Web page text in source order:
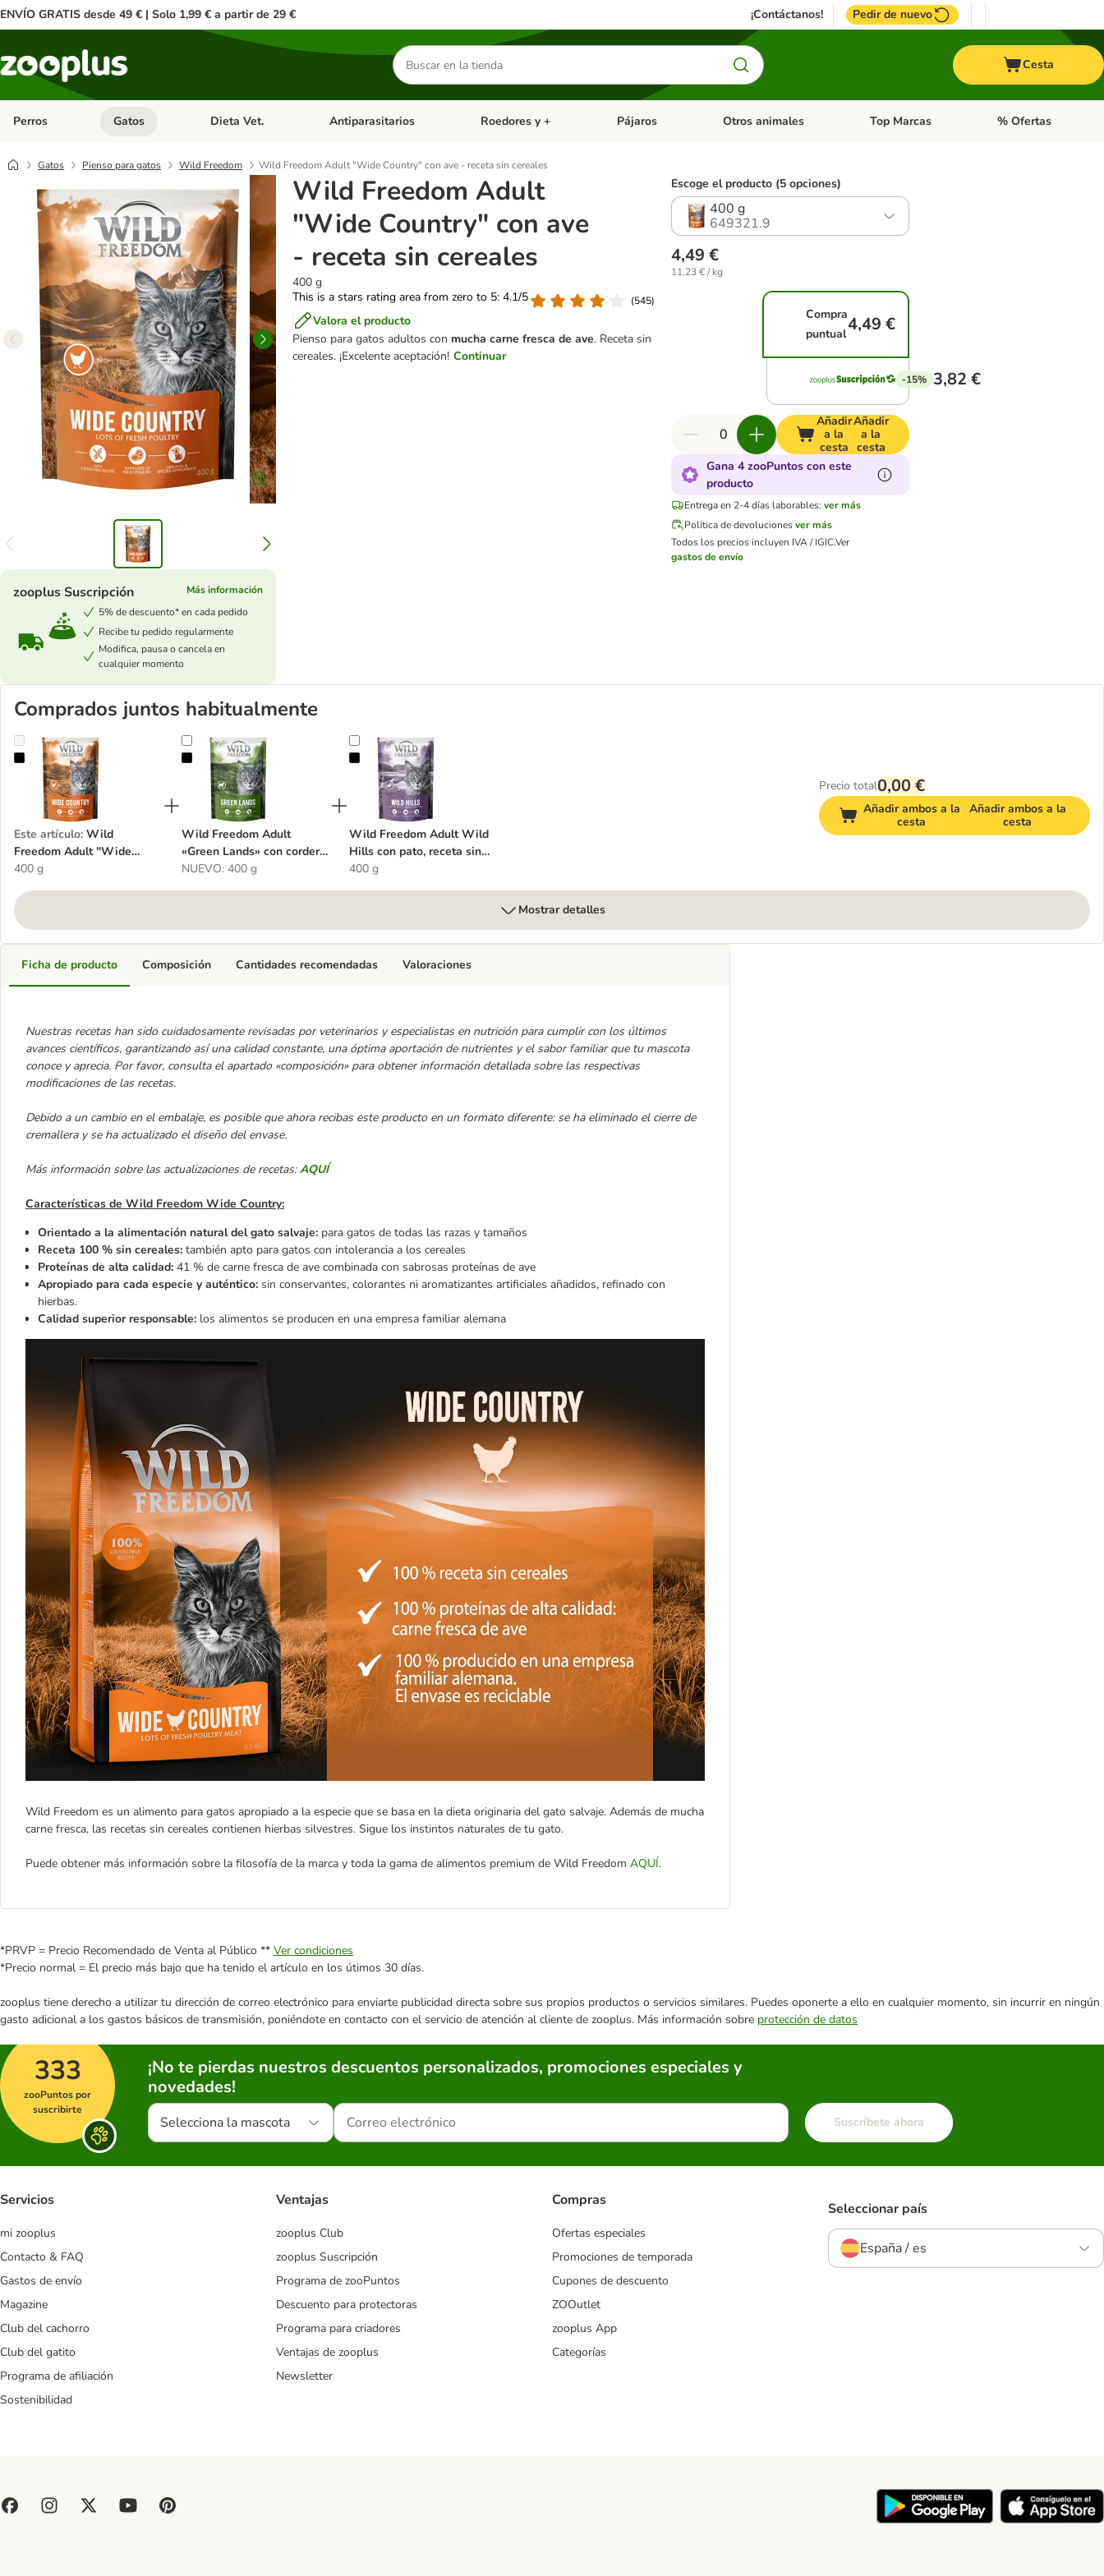
ENVÍO GRATIS desde 49 € | Solo 1,99 € a partir de 29 € ¡Contáctanos! Pedir de nuevo
Buscar
productos
Cesta
Perros Menú de categoria abierto: Perros
Gatos Menú de categoria abierto: Gatos
Dieta Vet. Menú de categoria abierto: Dieta Vet.
Antiparasitarios Menú de categoria abierto: Antiparasitarios
Roedores y + Menú de categoria abierto: Roedores y +
Pájaros Menú de categoria abierto: Pájaros
Otros animales Menú de categoria abierto: Otros animales
Top Marcas Menú de categoria
% Ofertas
Gatos Pienso para gatos Wild Freedom Wild Freedom Adult "Wide Country" con ave - receta sin cereales
Wild Freedom Adult
"Wide Country" con ave
- receta sin cereales
400 g
This is a stars rating area from zero to 5: 4.1/5
(545)
Valora el producto
Pienso para gatos adultos con mucha carne fresca de ave. Receta sin
cereales. ¡Excelente aceptación! Continuar
zooplus Suscripción
Más información
5% de descuento* en cada pedido
Recibe tu pedido regularmente
Modifica, pausa o cancela en
cualquier momento
Escoge el producto (5 opciones)
400 g
649321.9
4,49 €
11,23 € / kg
Compra
puntual4,49 €
-15% 3,82 €
Añadir
a la
cesta
Añadir
a la
cesta
Gana 4 zooPuntos con este
producto
Entrega en 2-4 días laborables: ver más
Política de devoluciones ver más
Todos los precios incluyen IVA / IGIC.Ver
gastos de envío
Comprados juntos habitualmente
Wild Freedom Adult "Wide Country" con ave - receta sin cereales
Este artículo: Wild
Freedom Adult "Wide
Country" con ave - receta
400 g
Wild Freedom Adult «Green Lands» con cordero, sin cereales
Wild Freedom Adult
«Green Lands» con cordero,
sin cereales
NUEVO: 400 g
Wild Freedom Adult Wild Hills con pato, receta sin cereales
Wild Freedom Adult Wild
Hills con pato, receta sin
cereales
400 g
Precio total0,00 €
Añadir ambos a la
cesta
Añadir ambos a la
cesta
Mostrar detalles
Ficha de producto
Nuestras recetas han sido cuidadosamente revisadas por veterinarios y especialistas en nutrición para cumplir con los últimos
avances científicos, garantizando así una calidad constante, una óptima aportación de nutrientes y el sabor familiar que tu mascota
conoce y aprecia. Por favor, consulta el apartado «composición» para obtener información detallada sobre las respectivas
modificaciones de las recetas.
Debido a un cambio en el embalaje, es posible que ahora recibas este producto en un formato diferente: se ha eliminado el cierre de
cremallera y se ha actualizado el diseño del envase.
Más información sobre las actualizaciones de recetas:AQUÍ
Características de Wild Freedom Wide Country:
Orientado a la alimentación natural del gato salvaje: para gatos de todas las razas y tamaños
Receta 100 % sin cereales: también apto para gatos con intolerancia a los cereales
Proteínas de alta calidad: 41 % de carne fresca de ave combinada con sabrosas proteínas de ave
Apropiado para cada especie y auténtico: sin conservantes, colorantes ni aromatizantes artificiales añadidos, refinado con
hierbas.
Calidad superior responsable: los alimentos se producen en una empresa familiar alemana
Wild Freedom es un alimento para gatos apropiado a la especie que se basa en la dieta originaria del gato salvaje. Además de mucha
carne fresca, las recetas sin cereales contienen hierbas silvestres. Sigue los instintos naturales de tu gato.
Puede obtener más información sobre la filosofía de la marca y toda la gama de alimentos premium de Wild Freedom AQUÍ.
Composición Cantidades recomendadas Valoraciones
*PRVP = Precio Recomendado de Venta al Público ** Ver condiciones
*Precio normal = El precio más bajo que ha tenido el artículo en los útimos 30 días.
zooplus tiene derecho a utilizar tu dirección de correo electrónico para enviarte publicidad directa sobre sus propios productos o servicios similares. Puedes oponerte a ello en cualquier momento, sin incurrir en ningún
gasto adicional a los gastos básicos de transmisión, poniéndote en contacto con el servicio de atención al cliente de zooplus. Más información sobre protección de datos
333
zooPuntos por
suscribirte
¡No te pierdas nuestros descuentos personalizados, promociones especiales y
novedades!
Selecciona la mascota Suscríbete ahora
Servicios
mi zooplus
Contacto & FAQ
Gastos de envío
Magazine
Club del cachorro
Club del gatito
Programa de afiliación
Sostenibilidad
Ventajas
zooplus Club
zooplus Suscripción
Programa de zooPuntos
Descuento para protectoras
Programa para criadores
Ventajas de zooplus
Newsletter
Compras
Ofertas especiales
Promociones de temporada
Cupones de descuento
ZOOutlet
zooplus App
Categorías
Seleccionar país
España / es